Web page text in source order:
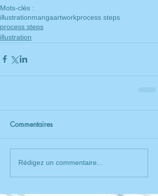
Mots-clés :
illustrationmangaartworkprocess steps
process steps
illustration
Commentaires
Rédigez un commentaire...